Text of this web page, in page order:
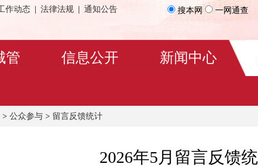
搜本网 一网通查
作动态 法律法规 通知公告
管 信息公开 新闻中心
> 公众参与 > 留言反馈统计
2026年5月留言反馈